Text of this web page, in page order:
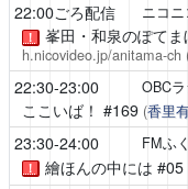
22:00ごろ配信 ニコ
！ 峯田・和泉のぽてま
h.nicovideo.jp/anitama-ch
22:30-23:00 OBC
ここいば！ #169 (香里
23:30-24:00 FMふ
！ 繪ほんの中には #05